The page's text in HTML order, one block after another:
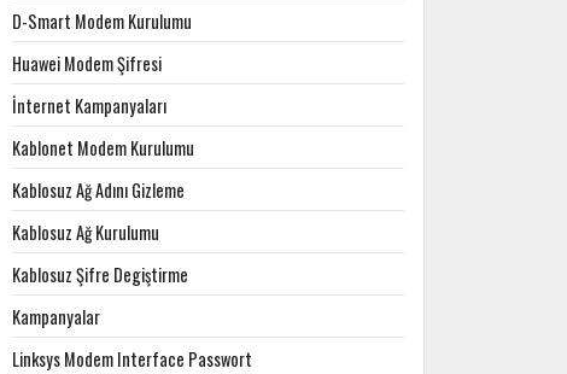
D-Smart Modem Kurulumu
Huawei Modem Şifresi
İnternet Kampanyaları
Kablonet Modem Kurulumu
Kablosuz Ağ Adını Gizleme
Kablosuz Ağ Kurulumu
Kablosuz Şifre Degiştirme
Kampanyalar
Linksys Modem Interface Passwort